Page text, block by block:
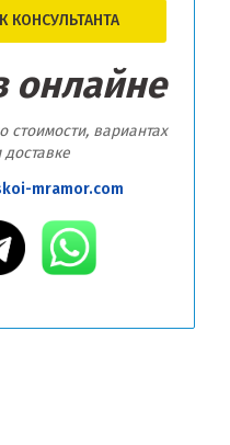
КОНСУЛЬТАНТА
онлайне
стоимости, вариантах
доставке
mramor.com